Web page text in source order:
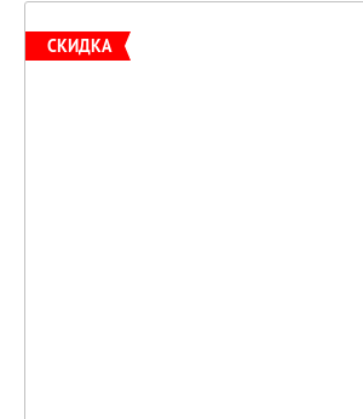
СКИДКА